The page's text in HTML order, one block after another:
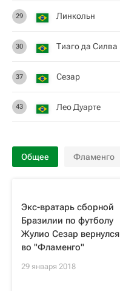
29 Линкольн
30 Тиаго да Силва
37 Сезар
43 Лео Дуарте
Общее Фламенго
Экс-вратарь сборной
Бразилии по футболу
Жулио Сезар вернулся
во "Фламенго"
29 января 2018